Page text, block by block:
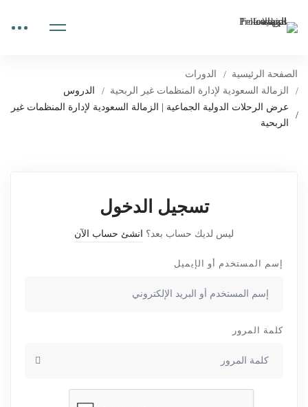
الصفحة الرئيسية
الدورات
الزمالة السعودية لإدارة المنظمات غير الربحية
الدروس
عرض الرحلات الدولية الجماعية | الزمالة السعودية لإدارة المنظمات غير
الربحية
تسجيل الدخول
ليس لديك حساب بعد؟ انشئ حساب الآن
إسم المستخدم أو الإيميل
كلمة المرور